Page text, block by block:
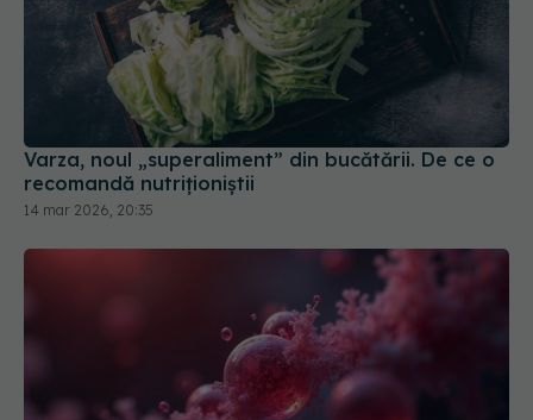
Varza, noul „superaliment” din bucătării. De ce o
recomandă nutriționiștii
14 mar 2026, 20:35